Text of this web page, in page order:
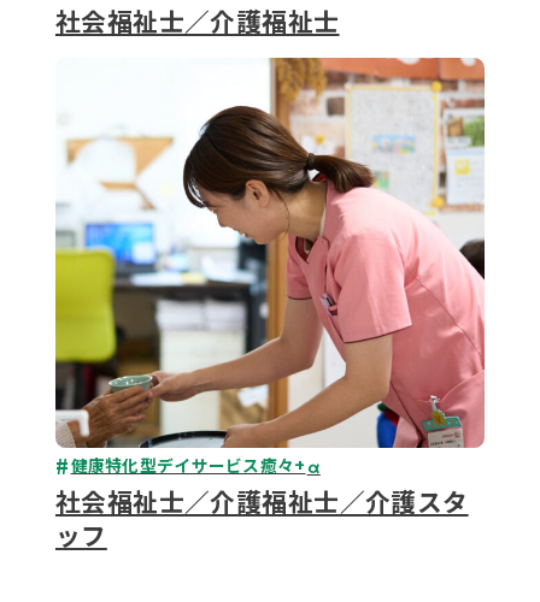
社会福祉士／介護福祉士
健康特化型デイサービス癒々+α
社会福祉士／介護福祉士／介護スタ
ッフ